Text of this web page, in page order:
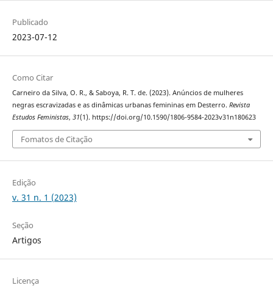
Publicado
2023-07-12
Como Citar
Carneiro da Silva, O. R., & Saboya, R. T. de. (2023). Anúncios de mulheres
negras escravizadas e as dinâmicas urbanas femininas em Desterro. Revista
Estudos Feministas, 31(1). https://doi.org/10.1590/1806-9584-2023v31n180623
Fomatos de Citação
Edição
v. 31 n. 1 (2023)
Seção
Artigos
Licença